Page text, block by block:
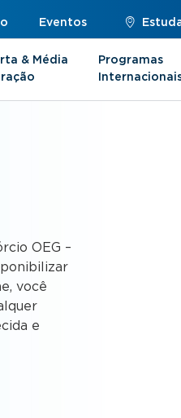
Eventos
& Média
Programas
OEG –
você
e